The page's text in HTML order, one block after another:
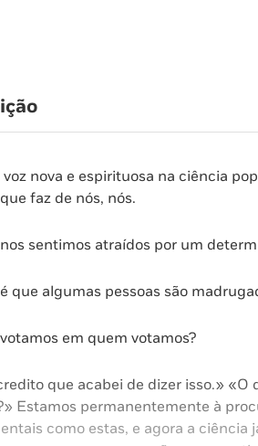
voz nova e espirituosa na ciência
faz de nós, nós.
sentimos atraídos por um
que algumas pessoas são
em quem votamos?
que acabei de dizer isso.»
Estamos permanentemente à
como estas, e agora a ciência